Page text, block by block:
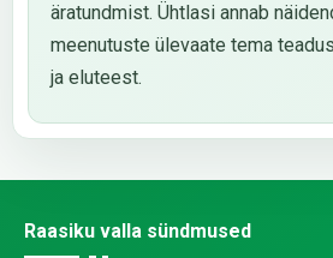
äratundmist. Ühtlasi annab
meenutuste ülevaate tema
ja eluteest.
Raasiku valla sündmused